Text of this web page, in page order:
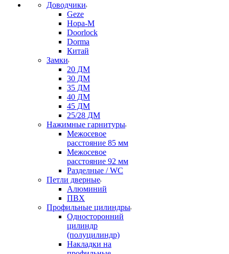
Доводчики
Geze
Нора-М
Doorlock
Dorma
Китай
Замки
20 ДМ
30 ДМ
35 ДМ
40 ДМ
45 ДМ
25/28 ДМ
Нажимные гарнитуры
Межосевое
расстояние 85 мм
Межосевое
расстояние 92 мм
Разделные / WC
Петли дверные
Алюминий
ПВХ
Профильные цилиндры
Односторонний
цилиндр
(полуцилиндр)
Накладки на